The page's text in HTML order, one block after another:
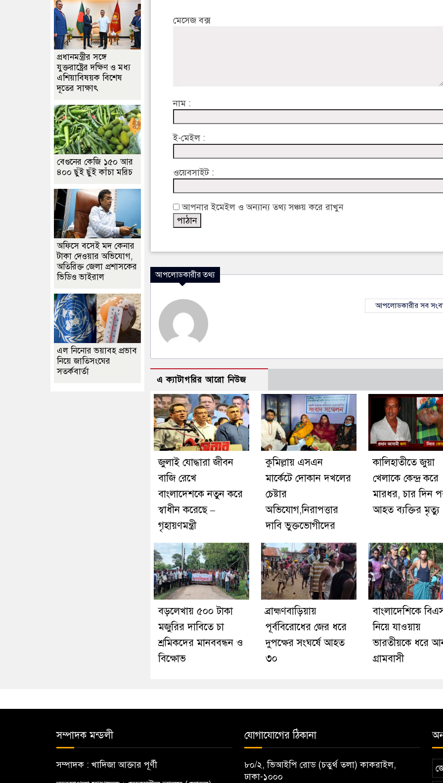
মেসেজ বক্স
নাম :
ই-মেইল :
ওয়েবসাইট :
আপনার ইমেইল ও অন্যান্য তথ্য সঞ্চয় করে রাখুন
আপলোডকারীর তথ্য
আপলোডকারীর সব
এ ক্যাটাগরির আরো নিউজ
জুলাই যোদ্ধারা জীবন
বাজি রেখে
বাংলাদেশকে নতুন করে
স্বাধীন করেছে –
গৃহায়ণমন্ত্রী
কুমিল্লায় এসএন
মার্কেটে দোকান দখলের
চেষ্টার
অভিযোগ,নিরাপত্তার
দাবি ভুক্তভোগীদের
কালিহাতীতে জুয়া
খেলাকে কেন্দ্র করে
মারধর, চার দিন
আহত ব্যক্তির মৃত্যু
বড়লেখায় ৫০০ টাকা
মজুরির দাবিতে চা
শ্রমিকদের মানববন্ধন ও
বিক্ষোভ
ব্রাহ্মণবাড়িয়ায়
পূর্ববিরোধের জের ধরে
দুপক্ষের সংঘর্ষে আহত
৩০
বাংলাদেশিকে
নিয়ে যাওয়ায়
ভারতীয়কে ধরে
গ্রামবাসী
প্রধানমন্ত্রীর সঙ্গে
যুক্তরাষ্ট্রের দক্ষিণ ও মধ্য
এশিয়াবিষয়ক বিশেষ
দূতের সাক্ষাৎ
বেগুনের কেজি ১৫০ আর
৪০০ ছুঁই ছুঁই কাঁচা মরিচ
অফিসে বসেই মদ কেনার
টাকা দেওয়ার অভিযোগ,
অতিরিক্ত জেলা প্রশাসকের
ভিডিও ভাইরাল
এল নিনোর ভয়াবহ প্রভাব
নিয়ে জাতিসংঘের
সতর্কবার্তা
সম্পাদক মন্ডলী
সম্পাদক : খাদিজা আক্তার পূর্ণী
যোগাযোগের ঠিকানা
৮০/২, ভিআইপি রোড (চতুর্থ তলা) কাকরাইল,
ঢাকা-১০০০